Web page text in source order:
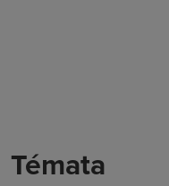
Témata